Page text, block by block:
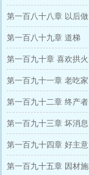
第一百八十八章 以后
第一百八十九章 道梯
第一百九十章 喜欢拱
第一百九十一章 老吃家
第一百九十二章 终产者
第一百九十三章 坏消息
第一百九十四章 好主意
第一百九十五章 因材